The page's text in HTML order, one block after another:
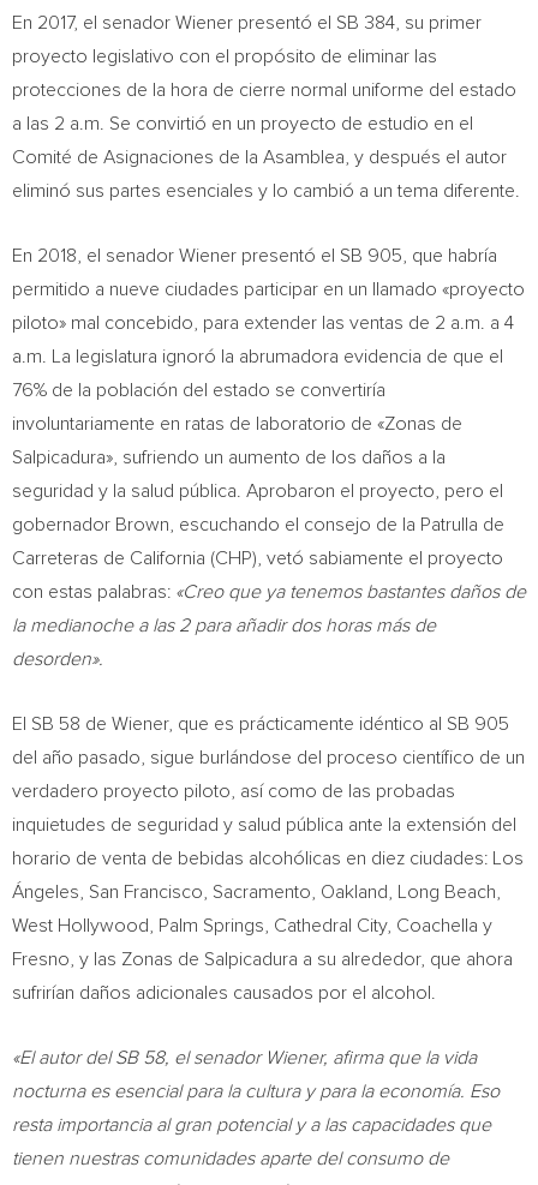
En 2017, el senador Wiener presentó el SB 384, su primer
proyecto legislativo con el propósito de eliminar las
protecciones de la hora de cierre normal uniforme del estado
a las 2 a.m.
Se convirtió en un proyecto de estudio en el
Comité de Asignaciones de la Asamblea, y después el autor
eliminó sus partes esenciales y lo cambió a un tema diferente.
En 2018, el senador Wiener presentó el SB 905, que habría
permitido a nueve ciudades participar en un llamado «proyecto
piloto» mal concebido, para extender las ventas de 2 a.m. a 4
a.m.
La legislatura ignoró la abrumadora evidencia de que el
76% de la población del estado se convertiría
involuntariamente en ratas de laboratorio de «Zonas de
Salpicadura», sufriendo un aumento de los daños a la
seguridad y la salud pública. Aprobaron el proyecto, pero el
gobernador Brown, escuchando el consejo de la Patrulla de
Carreteras de California (CHP), vetó sabiamente el proyecto
con estas palabras: «Creo que ya tenemos bastantes daños de
la medianoche a las 2 para añadir dos horas más de
desorden».
El SB 58 de Wiener, que es prácticamente idéntico al SB 905
del año pasado, sigue burlándose del proceso científico de un
verdadero proyecto piloto, así como de las probadas
inquietudes de seguridad y salud pública ante la extensión del
horario de venta de bebidas alcohólicas en diez ciudades: Los
Ángeles, San Francisco Sacramento Oakland Long Beach
West Hollywood
Palm Springs Cathedral City, Coachella y
Fresno , y las Zonas de Salpicadura a su alrededor, que ahora
sufrirían daños adicionales causados por el alcohol.
«El autor del SB 58, el senador Wiener, afirma que la vida
nocturna es esencial para la cultura y para la economía. Eso
resta importancia al gran potencial y a las capacidades que
tienen nuestras comunidades aparte del consumo de